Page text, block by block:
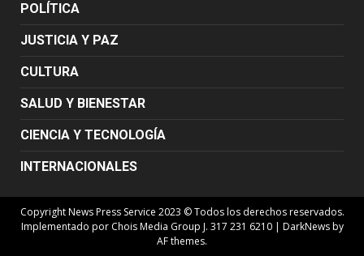
POLÍTICA
JUSTICIA Y PAZ
CULTURA
SALUD Y BIENESTAR
CIENCIA Y TECNOLOGÍA
INTERNACIONALES
Copyright News Press Service 2023 © Todos los derechos reservados.
Implementado por Chois Media Group J. 317 231 6210 | DarkNewsby
AF themes.